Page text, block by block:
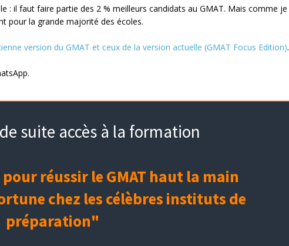
: il faut faire partie des 2 % meilleurs candidats au GMAT. Mais comme je
pour la grande majorité des écoles.
version du GMAT et ceux de la version actuelle (GMAT Focus Edition).